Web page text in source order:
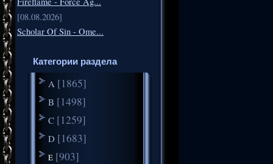
[08.08.2026]
Scholar Of Sin - Ome...
Категории раздела
A [1865]
B [1498]
C [1259]
D [1683]
E [903]